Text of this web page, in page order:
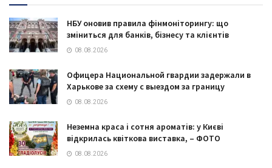
НБУ оновив правила фінмоніторингу: що
зміниться для банків, бізнесу та клієнтів
08.08.2026
Офицера Национальной гвардии задержали в
Харькове за схему с выездом за границу
08.08.2026
Неземна краса і сотня ароматів: у Києві
відкрилась квіткова виставка, – ФОТО
08.08.2026